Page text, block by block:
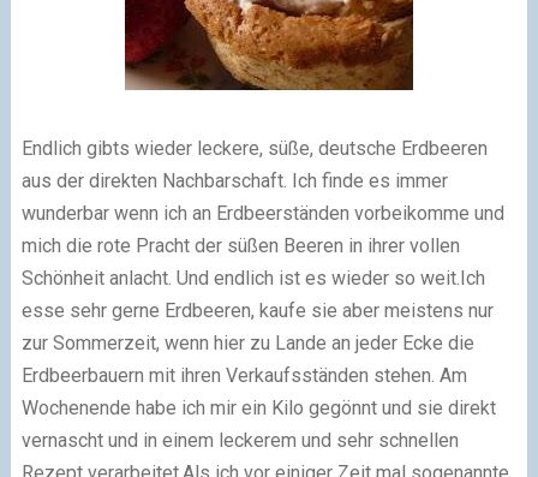
Endlich gibts wieder leckere, süße, deutsche Erdbeeren
aus der direkten Nachbarschaft. Ich finde es immer
wunderbar wenn ich an Erdbeerständen vorbeikomme und
mich die rote Pracht der süßen Beeren in ihrer vollen
Schönheit anlacht. Und endlich ist es wieder so weit.Ich
esse sehr gerne Erdbeeren, kaufe sie aber meistens nur
zur Sommerzeit, wenn hier zu Lande an jeder Ecke die
Erdbeerbauern mit ihren Verkaufsständen stehen. Am
Wochenende habe ich mir ein Kilo gegönnt und sie direkt
vernascht und in einem leckerem und sehr schnellen